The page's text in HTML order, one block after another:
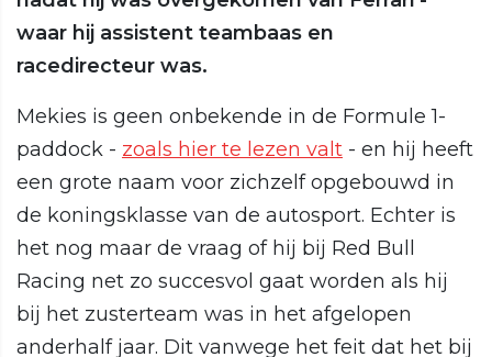
waar hij assistent teambaas en
racedirecteur was.
Mekies is geen onbekende in de Formule 1-
paddock - zoals hier te lezen valt - en hij heeft
een grote naam voor zichzelf opgebouwd in
de koningsklasse van de autosport. Echter is
het nog maar de vraag of hij bij Red Bull
Racing net zo succesvol gaat worden als hij
bij het zusterteam was in het afgelopen
anderhalf jaar. Dit vanwege het feit dat het bij